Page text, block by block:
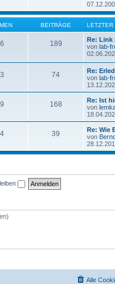
BEITRÄGE LETZTER
189
Re: Link
von lab-
74
Re:
von lab-
168
Re: Ist
von
39
Re: Wie
von
Alle